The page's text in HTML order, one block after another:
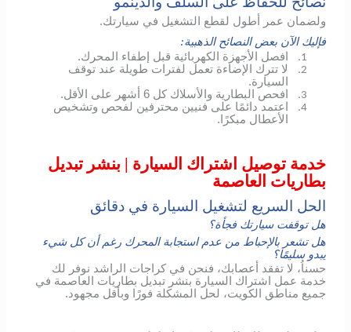
ولضمان عمر أطول لقطع التشغيل في سيارتك.
فإليك الآن بعض النصائح الذهبية:
1. افصل الأجهزة الكهربائية قبل إطفاء المحرك.
2.
لا تترك الإضاءة تعمل لفترات طويلة عند توقف
السيارة.
3. افحص البطارية والأسلاك كل 6 أشهر على الأقل.
4.
اعتمد دائمًا على فنيين محترفين لفحص وتشخيص
الأعطال مبكرًا.
خدمة توصيل اشتراك السيارة | بنشر تبديل
بطاريات العاصمة
الحل السريع لتشغيل السيارة في دقائق
هل توقفت سيارتك فجأة؟
هل تشعر بالإحباط من عدم استجابة المحرك رغم أن كل شيء
يبدو سليمًا؟
حسناُ، لا تفقد أعصابك، فنحن في كراجات الراشد نوفر لك
خدمة عمل اشتراك السيارة بنشر تبديل بطاريات العاصمة في
جميع مناطق الكويت، لحل المشكلة فورًا وبأقل مجهود.